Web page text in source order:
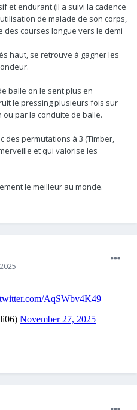
et endurant (il a suivi la cadence
de malade de son corps,
courses longue vers le demi
haut, se retrouve à gagner les
balle on le sent plus en
le pressing plusieurs fois sur
par la conduite de balle.
des permutations à 3 (Timber,
et qui valorise les
le meilleur au monde.